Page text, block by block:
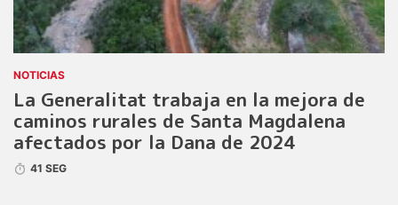
NOTICIAS
La Generalitat trabaja en la mejora de
caminos rurales de Santa Magdalena
afectados por la Dana de 2024
41 SEG